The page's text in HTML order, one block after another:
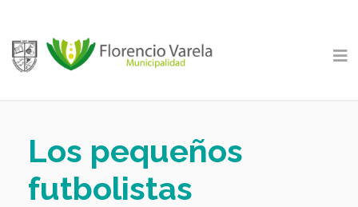
Los pequeños
futbolistas